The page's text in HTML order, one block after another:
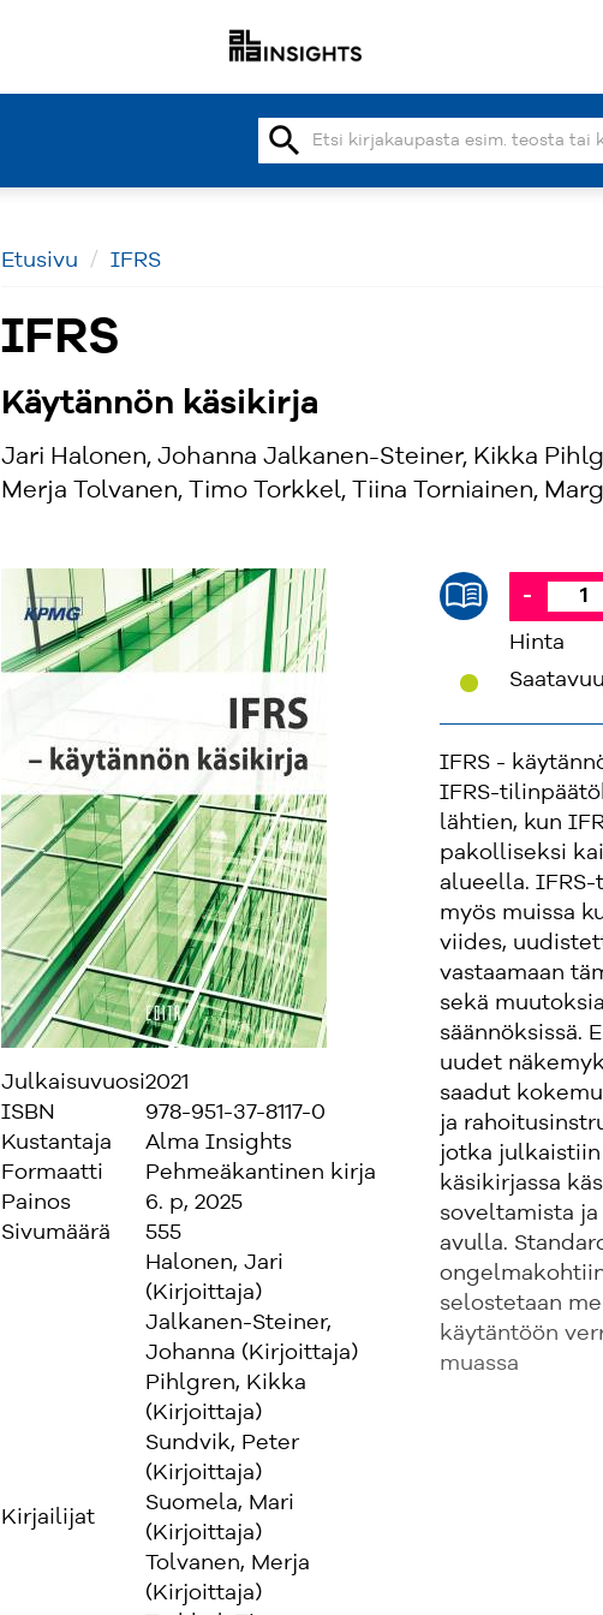
search
Etusivu IFRS
IFRS
Käytännön käsikirja
Jari Halonen, Johanna Jalkanen-Steiner, Kikka
Merja Tolvanen, Timo Torkkel, Tiina Torniainen,
Julkaisuvuosi2021
ISBN
978-951-37-8117-0
Kustantaja
Alma Insights
Formaatti
Pehmeäkantinen kirja
Painos
6. p, 2025
Sivumäärä
555
Kirjailijat
Halonen, Jari
(Kirjoittaja)
Jalkanen-Steiner,
Johanna (Kirjoittaja)
Pihlgren, Kikka
(Kirjoittaja)
Sundvik, Peter
(Kirjoittaja)
Suomela, Mari
(Kirjoittaja)
Tolvanen, Merja
(Kirjoittaja)
-
Hinta
IFRS -
IFRS-
lähtien, kun
pakolliseksi
alueella.
myös muissa
viides,
vastaamaan
sekä
säännöksissä.
uudet
saadut
ja
jotka julkaistiin
käsikirjassa
soveltamista
avulla.
selostetaan
käytäntöön
muassa